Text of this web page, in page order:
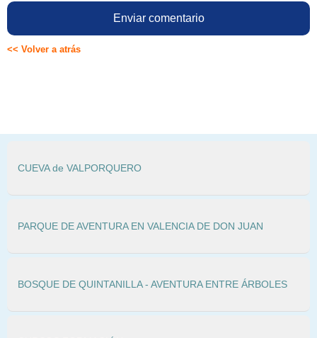
<< Volver a atrás
CUEVA de VALPORQUERO
PARQUE DE AVENTURA EN VALENCIA DE DON JUAN
BOSQUE DE QUINTANILLA - AVENTURA ENTRE ÁRBOLES